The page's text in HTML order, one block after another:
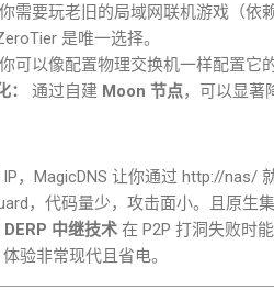
需要玩老旧的局域网联机游戏（依
是唯一选择。
你可以像配置物理交换机一样配置它
通过自建 Moon 节点，可以显著
IP， MagicDNS 让你通过 http://nas/
，代码量少，攻击面小。且原生
DERP 中继技术 在 P2P 打洞失败时
体验非常现代且省电。